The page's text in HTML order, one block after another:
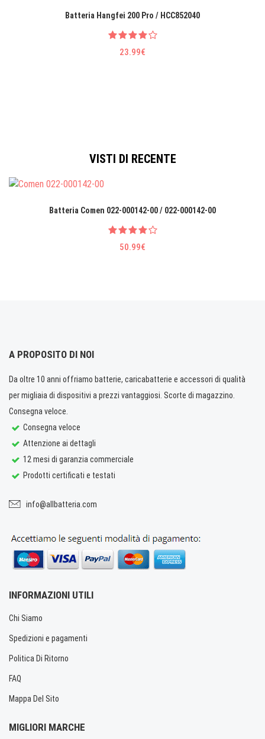
Batteria Hangfei 200 Pro / HCC852040
23.99€
VISTI DI RECENTE
Batteria Comen 022-000142-00 / 022-000142-00
50.99€
A PROPOSITO DI NOI
Da oltre 10 anni offriamo batterie, caricabatterie e accessori di qualità
per migliaia di dispositivi a prezzi vantaggiosi. Scorte di magazzino.
Consegna veloce.
Consegna veloce
Attenzione ai dettagli
12 mesi di garanzia commerciale
Prodotti certificati e testati
info@allbatteria.com
INFORMAZIONI UTILI
Chi Siamo
Spedizioni e pagamenti
Politica Di Ritorno
FAQ
Mappa Del Sito
MIGLIORI MARCHE